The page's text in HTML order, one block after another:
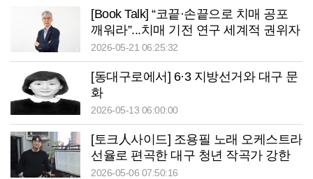
[Book Talk] “코끝·손끝으로 치매 공포
깨워라”...치매 기전 연구 세계적 권위자
문제일 교수
2026-05-21 06:25:32
[동대구로에서] 6·3 지방선거와 대구 문
화
2026-05-13 06:00:00
[토크人사이드] 조용필 노래 오케스트라
선율로 편곡한 대구 청년 작곡가 강한
뫼...“제 음악 철학의 주요 키워드는 ‘문
2026-05-06 07:50:16